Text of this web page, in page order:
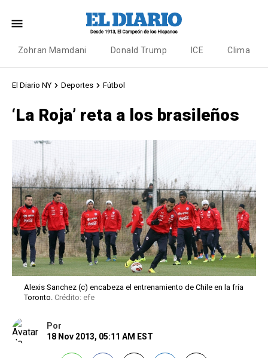
Zohran Mamdani Donald Trump ICE Clima
El Diario NY Deportes Fútbol
‘La Roja’ reta a los brasileños
Alexis Sanchez (c) encabeza el entrenamiento de Chile en la fría
Toronto. Crédito: efe
Por
18 Nov 2013, 05:11 AM EST